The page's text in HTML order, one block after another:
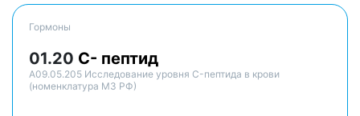
Гормоны
01.20 С- пептид
A09.05.205 Исследование уровня C-пептида в крови
(номенклатура МЗ РФ)